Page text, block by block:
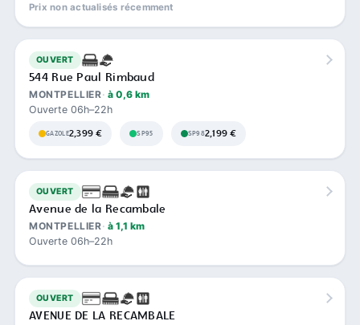
Prix non actualisés récemment
OUVERT
544 Rue Paul Rimbaud
MONTPELLIER à 0,6 km
Ouverte 06h–22h
GAZOLE2,399 € SP95 SP982,199 €
OUVERT
Avenue de la Recambale
MONTPELLIER à 1,1 km
Ouverte 06h–22h
OUVERT
AVENUE DE LA RECAMBALE